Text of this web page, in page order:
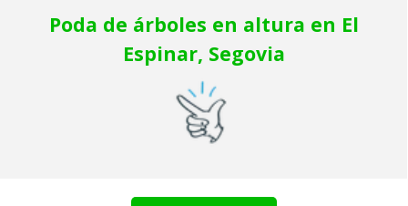
Poda de árboles en altura en El
Espinar, Segovia